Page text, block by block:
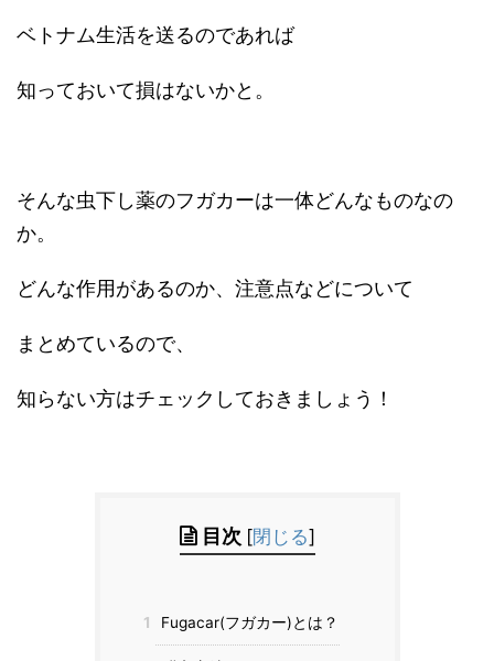
ベトナム生活を送るのであれば
知っておいて損はないかと。
そんな虫下し薬のフガカーは一体どんなものなの
か。
どんな作用があるのか、注意点などについて
まとめているので、
知らない方はチェックしておきましょう！
目次 [閉じる]
1 Fugacar(フガカー)とは？